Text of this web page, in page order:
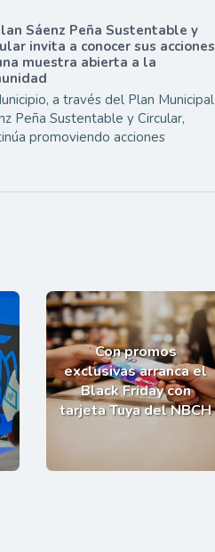
Sáenz Peña Sustentable y
invita a conocer sus acciones
muestra abierta a la
a través del Plan Municipal
Peña Sustentable y Circular,
promoviendo acciones
Con promos
exclusivas arranca el
Black Friday con
tarjeta Tuya del NBCH